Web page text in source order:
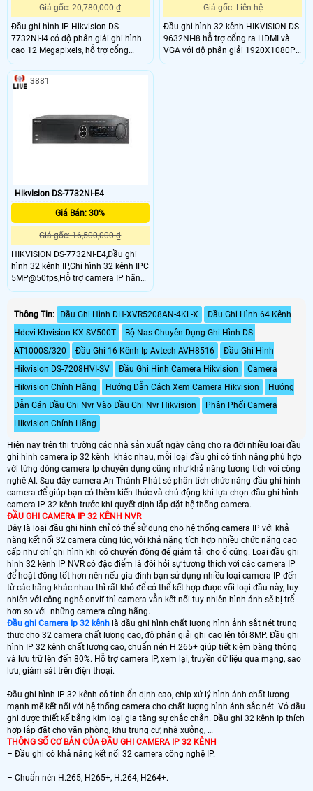
Giá gốc: 20,780,000 ₫
Đầu ghi hình IP Hikvision DS-
7732NI-I4 có độ phân giải ghi hình
cao 12 Megapixels, hỗ trợ cổng
HDMI và VGA với độ phân giải
1920X1080P, hỗ trợ chuẩn nén
H.265 tiết kiệm 50%-70% dung
công ty , tòa nhà , ngân hàng .
Giá gốc: Liên hệ
Đầu ghi hình 32 kênh HIKVISION DS-
9632NI-I8 hỗ trợ cổng ra HDMI và
VGA với độ phân giải 1920X1080P.
Hai luồng dữ liệu độc lập Dual
Hikvision DS-7732NI-E4
Giá Bán: 30%
Giá gốc: 16,500,000 ₫
HIKVISION DS-7732NI-E4,Đầu ghi
hình 32 kênh IP,Ghi hình 32 kênh IPC
5MP@50fps,Hỗ trợ camera IP hãng
thứ ba ,Cổng ra HDMI và VGA độ
ổ HDD dung lượng tối đa mỗi ổ 6TB.
1 cổng eSATA
3881
Thông Tin: Đầu Ghi Hình DH-XVR5208AN-4KL-X
Đầu Ghi Hình 64 Kênh
Hdcvi Kbvision KX-SV500T
Bộ Nas Chuyên Dụng Ghi Hình DS-
AT1000S/320
Đầu Ghi 16 Kênh Ip Avtech AVH8516
Đầu Ghi Hình
Hikvision DS-7208HVI-SV
Đầu Ghi Hình Camera Hikvision
Camera
Hikvision Chính Hãng
Hướng Dẫn Cách Xem Camera Hikvision
Hướng
Dẫn Gán Đầu Ghi Nvr Vào Đầu Ghi Nvr Hikvision
Phân Phối Camera
Hikvision Chính Hãng
Hiện nay trên thị trường các nhà sản xuất ngày càng cho ra đời nhiều loại đầu
ghi hình camera ip 32 kênh khác nhau, mỗi loại đầu ghi có tính năng phù hợp
với từng dòng camera Ip chuyên dụng cũng như khả năng tương tích vói công
nghê AI. Sau đây camera An Thành Phát sẽ phân tích chức năng đầu ghi hình
camera để giúp bạn có thêm kiến thức và chủ động khi lựa chọn đầu ghi hình
camera IP 32 kênh trước khi quyết định lắp đặt hệ thống camera.
ĐẦU GHI CAMERA IP 32 KÊNH NVR
Đây là loại đầu ghi hình chỉ có thể sử dụng cho hệ thống camera IP với khả
năng kết nối 32 camera cùng lúc, với khả năng tích hợp nhiều chức năng cao
cấp như chỉ ghi hình khi có chuyển động để giảm tải cho ổ cứng. Loại đầu ghi
hình 32 kênh IP NVR có đặc điểm là đòi hỏi sự tương thích với các camera IP
để hoặt động tốt hơn nên nếu gia đình bạn sử dụng nhiều loại camera IP đến
từ các hãng khác nhau thì rất khó để có thể kết hợp được vối loại đầu này, tuy
nhiên với công nghê onvif thì camera vẫn kết nối tuy nhiên hình ảnh sẽ bị trể
hơn so với những camera cùng hãng.
Đầu ghi Camera Ip 32 kênh là đầu ghi hình chất lượng hình ảnh sắt nét trung
thực cho 32 camera chất lượng cao, độ phân giải ghi cao lên tới 8MP. Đầu ghi
hình IP 32 kênh chất lượng cao, chuẩn nén H.265+ giúp tiết kiệm băng thông
và lưu trữ lên đến 80%. Hỗ trợ camera IP, xem lại, truyền dữ liệu qua mạng, sao
lưu, giám sát trên điện thoại.
Đầu ghi hình IP 32 kênh có tính ổn định cao, chip xử lý hình ảnh chất lượng
mạnh mẽ kết nối với hệ thống camera cho chất lượng hình ảnh sắc nét. Vỏ đầu
ghi được thiết kế bằng kim loại gia tăng sự chắc chắn. Đầu ghi 32 kênh Ip thích
hợp lắp đặt cho văn phòng, khu trung cư, nhà xưởng, …
THÔNG SỐ CƠ BẢN CỦA ĐẦU GHI CAMERA IP 32 KÊNH
– Đầu ghi có khả năng kết nối 32 camera công nghệ IP.
– Chuẩn nén H.265, H265+, H.264, H264+.